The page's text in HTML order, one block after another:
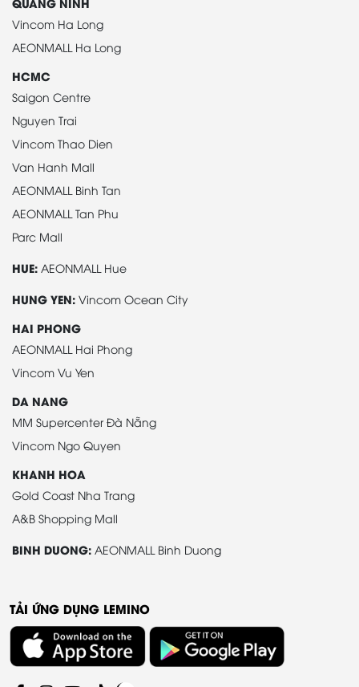
Vincom Ha Long
AEONMALL Ha Long
HCMC
Saigon Centre
Nguyen Trai
Vincom Thao Dien
Van Hanh Mall
AEONMALL Binh Tan
AEONMALL Tan Phu
Parc Mall
HUE: AEONMALL Hue
HUNG YEN: Vincom Ocean City
HAI PHONG
AEONMALL Hai Phong
Vincom Vu Yen
DA NANG
MM Supercenter Đà Nẵng
Vincom Ngo Quyen
KHANH HOA
Gold Coast Nha Trang
A&B Shopping Mall
BINH DUONG: AEONMALL Binh Duong
TẢI ỨNG DỤNG LEMINO